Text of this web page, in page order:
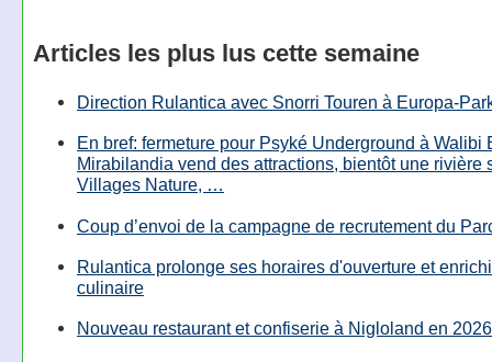
Articles les plus lus cette semaine
Direction Rulantica avec Snorri Touren à Europa-
En bref: fermeture pour Psyké Underground à Walibi
Mirabilandia vend des attractions, bientôt une rivière
Villages Nature, …
Coup d’envoi de la campagne de recrutement du
Rulantica prolonge ses horaires d'ouverture et
culinaire
Nouveau restaurant et confiserie à Nigloland en 2026